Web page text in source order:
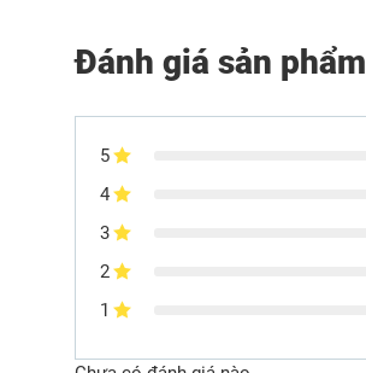
Đánh giá sản phẩm
5
4
3
2
1